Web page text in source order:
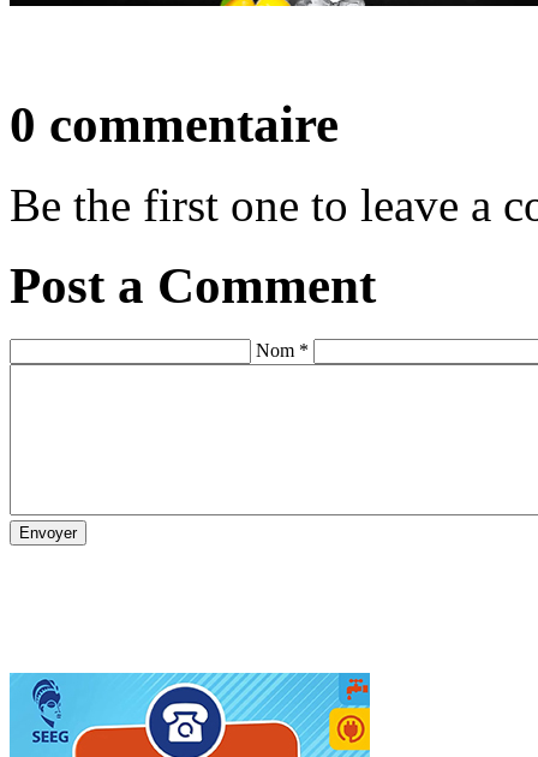
0 commentaire
Be the first one to leave a
Post a Comment
Nom *